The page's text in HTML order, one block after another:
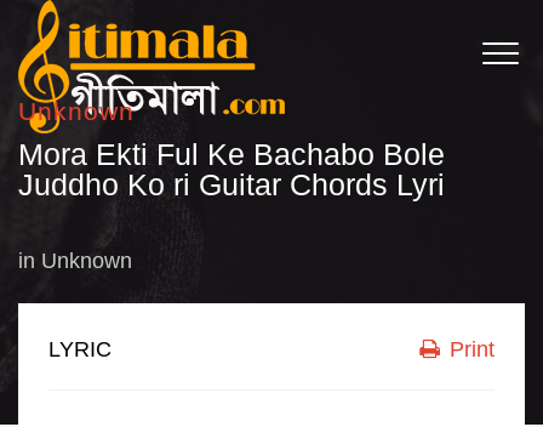
Unknown
Mora Ekti Ful Ke Bachabo Bole
Juddho Ko ri Guitar Chords Lyri
in Unknown
LYRIC Print